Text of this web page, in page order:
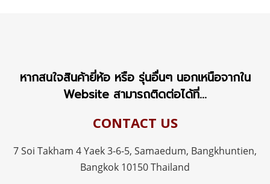
หากสนใจสินค้ายี่ห้อ หรือ รุ่นอื่นๆ นอกเหนือจากใน
Website สามารถติดต่อได้ที่...
CONTACT US
7 Soi Takham 4 Yaek 3-6-5, Samaedum, Bangkhuntien,
Bangkok 10150 Thailand